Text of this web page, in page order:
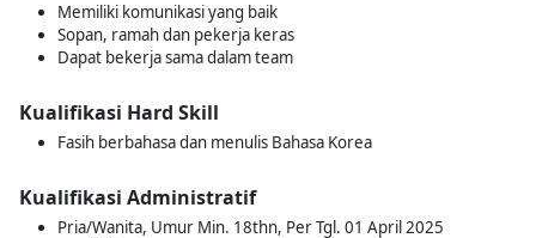
Memiliki komunikasi yang baik
Sopan, ramah dan pekerja keras
Dapat bekerja sama dalam team
Kualifikasi Hard Skill
Fasih berbahasa dan menulis Bahasa Korea
Kualifikasi Administratif
Pria/Wanita, Umur Min. 18thn, Per Tgl. 01 April 2025